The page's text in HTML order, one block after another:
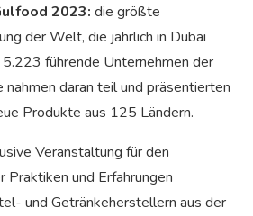
2023: die größte
der Welt, die jährlich in Dubai
führende Unternehmen der
daran teil und präsentierten
Produkte aus 125 Ländern.
Veranstaltung für den
und Erfahrungen
und Getränkeherstellern aus der